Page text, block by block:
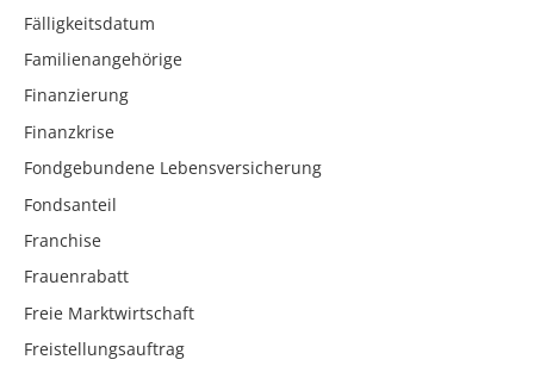
Fälligkeitsdatum
Familienangehörige
Finanzierung
Finanzkrise
Fondgebundene Lebensversicherung
Fondsanteil
Franchise
Frauenrabatt
Freie Marktwirtschaft
Freistellungsauftrag